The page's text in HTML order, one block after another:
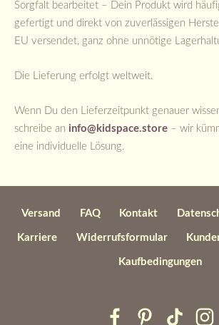
Sorgfalt bearbeitet – Dein Produkt wird
gefertigt und direkt von zuverlässigen
EU versendet, ganz ohne unnötige
Die Lieferung erfolgt weltweit.
Wenn Du den Lieferzeitpunkt genauer
schreibe an info@kidspace.store – wir
eine individuelle Lösung.
Versand FAQ Kontakt
Karriere
Widerrufsformular
Kaufbedingungen